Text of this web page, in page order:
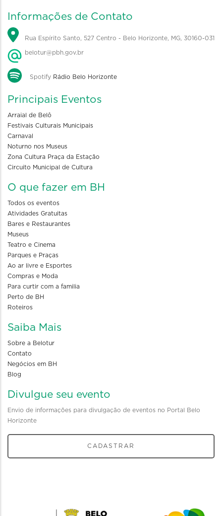
Informações de Contato
Rua Espírito Santo, 527 Centro - Belo Horizonte, MG, 30160-031
belotur@pbh.gov.br
Spotify Rádio Belo Horizonte
Principais Eventos
Arraial de Belô
Festivais Culturais Municipais
Carnaval
Noturno nos Museus
Zona Cultura Praça da Estação
Circuito Municipal de Cultura
O que fazer em BH
Todos os eventos
Atividades Gratuitas
Bares e Restaurantes
Museus
Teatro e Cinema
Parques e Praças
Ao ar livre e Esportes
Compras e Moda
Para curtir com a familia
Perto de BH
Roteiros
Saiba Mais
Sobre a Belotur
Contato
Negócios em BH
Blog
Divulgue seu evento
Envio de informações para divulgação de eventos no Portal Belo
Horizonte
CADASTRAR